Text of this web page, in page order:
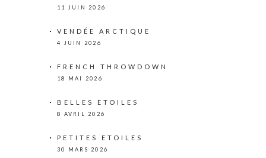
11 JUIN 2026
VENDÉE ARCTIQUE
4 JUIN 2026
FRENCH THROWDOWN
18 MAI 2026
BELLES ETOILES
8 AVRIL 2026
PETITES ETOILES
30 MARS 2026